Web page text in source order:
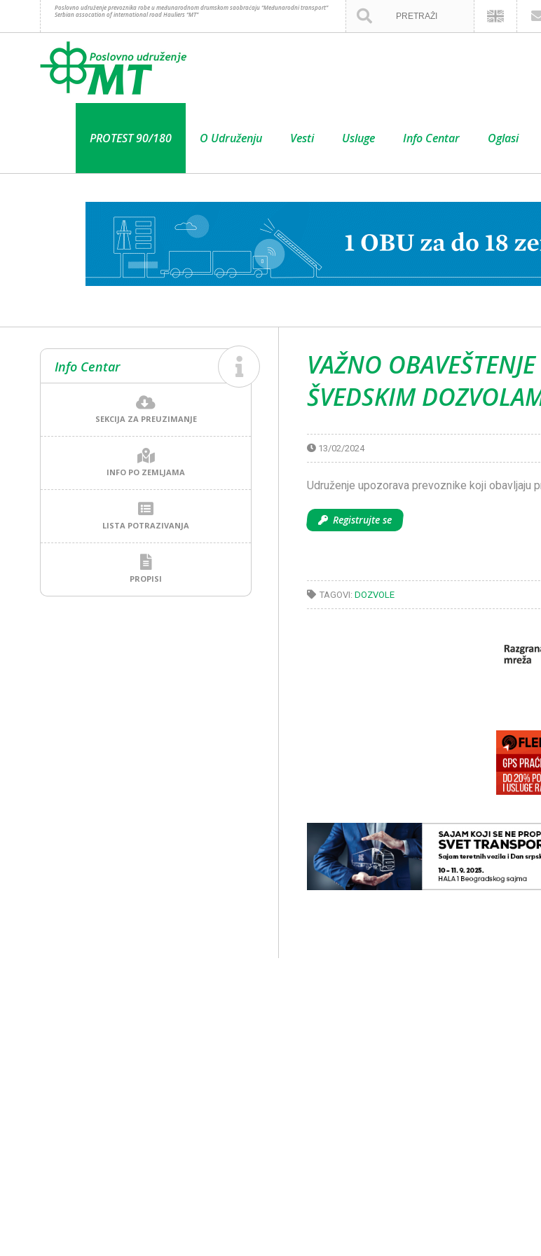
Poslovno udruženje prevoznika robe u međunarodnom drumskom saobraćaju “Međunarodni transport”
Serbian assocation of international road Hauliers “MT”
PROTEST 90/180 O Udruženju Vesti Usluge Info Centar Oglasi
Info Centar
SEKCIJA ZA PREUZIMANJE
INFO PO ZEMLJAMA
LISTA POTRAZIVANJA
PROPISI
VAŽNO
ŠVEDSKIM
13/02/2024
Udruženje upozorava prevoznike koji obavljaju
Registrujte se
TAGOVI: DOZVOLE